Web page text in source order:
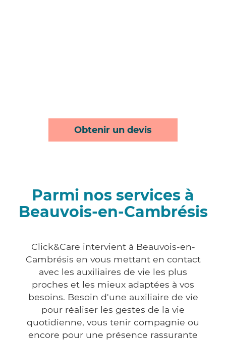
Obtenir un devis
Parmi nos services à
Beauvois-en-Cambrésis
Click&Care intervient à Beauvois-en-
Cambrésis en vous mettant en contact
avec les auxiliaires de vie les plus
proches et les mieux adaptées à vos
besoins. Besoin d'une auxiliaire de vie
pour réaliser les gestes de la vie
quotidienne, vous tenir compagnie ou
encore pour une présence rassurante